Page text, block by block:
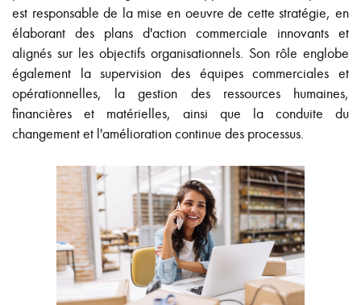
est responsable de la mise en oeuvre de cette stratégie, en
élaborant des plans d'action commerciale innovants et
alignés sur les objectifs organisationnels. Son rôle englobe
également la supervision des équipes commerciales et
opérationnelles, la gestion des ressources humaines,
financières et matérielles, ainsi que la conduite du
changement et l'amélioration continue des processus.